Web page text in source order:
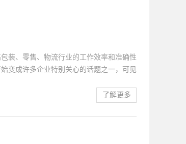
所有的信息并进行相关的记...
装、零售、物流行业的工作效率和准确性
变成许多企业特别关心的话题之一，可见
系统的重要一部分，在商品防盗方面起到
触发防盗系统报警。不过，如果商品被消
了解更多